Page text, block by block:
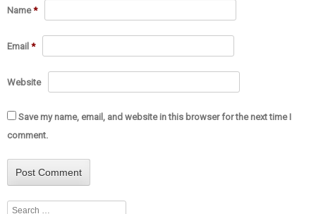
Name*
Email *
Website
Save my name, email, and website in this browser for the next time I
comment.
Search